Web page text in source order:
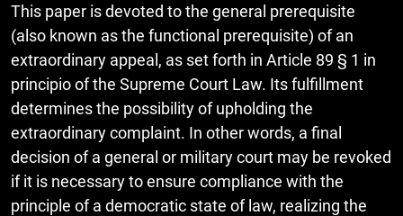
This paper is devoted to the general prerequisite
(also known as the functional prerequisite) of an
extraordinary appeal, as set forth in Article 89 § 1 in
principio of the Supreme Court Law. Its fulfillment
determines the possibility of upholding the
extraordinary complaint. In other words, a final
decision of a general or military court may be revoked
if it is necessary to ensure compliance with the
principle of a democratic state of law, realizing the